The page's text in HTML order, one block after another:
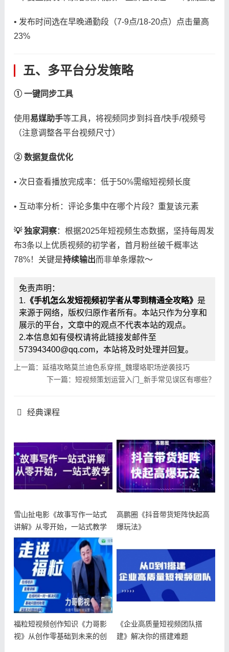
• 发布时间选在早晚通勤段（7-9点/18-20点）点击量高
23%
五、多平台分发策略
​① 一键同步工具​
使用​​易媒助手​​等工具，将视频同步到抖音/快手/视频号
（注意调整各平台视频尺寸）
​② 数据复盘优化​
• 次日查看播放完成率：低于50%需缩短视频长度
• 互动率分析：评论多集中在哪个片段？重复该元素
​💡 独家洞察​​：根据2025年短视频生态数据，坚持每周发
布3条以上优质视频的初学者，首月粉丝破千概率达
78%！关键是​​持续输出​​而非单条爆款～
免责声明：
1. 《手机怎么发短视频初学者从零到精通全攻略》 是
来源于网络，版权归原作者所有。本站只作为分享和
展示的平台，文章中的观点不代表本站的观点。
2.本信息如有侵权请将此链接发邮件至
573943400@qq.com，本站将及时处理并回复。
上一篇：延禧攻略莫兰迪色系穿搭_魏璎珞职场逆袭技巧
下一篇：短视频策划运营入门_新手常见误区有哪些？
经典课程
雪山扯电影《故事写作一站式
讲解》从零开始，一站式教学
高鹏圈《抖音带货矩阵快起高
爆玩法》
福粒短视频创作知识《力哥影
视》从创作零基础到未来的创
《企业高质量短视频团队搭
建》解决你的搭建难题